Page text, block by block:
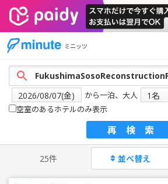
ミニッツ
から一泊、大人
空室のあるホテルのみ表示
再検索
25件 並べ替え